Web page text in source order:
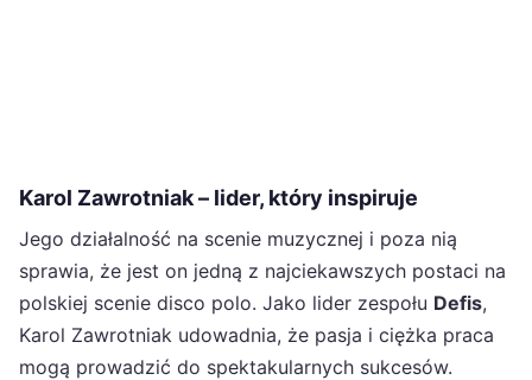
Karol Zawrotniak – lider, który inspiruje
Jego działalność na scenie muzycznej i poza nią
sprawia, że jest on jedną z najciekawszych postaci na
polskiej scenie disco polo. Jako lider zespołu Defis,
Karol Zawrotniak udowadnia, że pasja i ciężka praca
mogą prowadzić do spektakularnych sukcesów.